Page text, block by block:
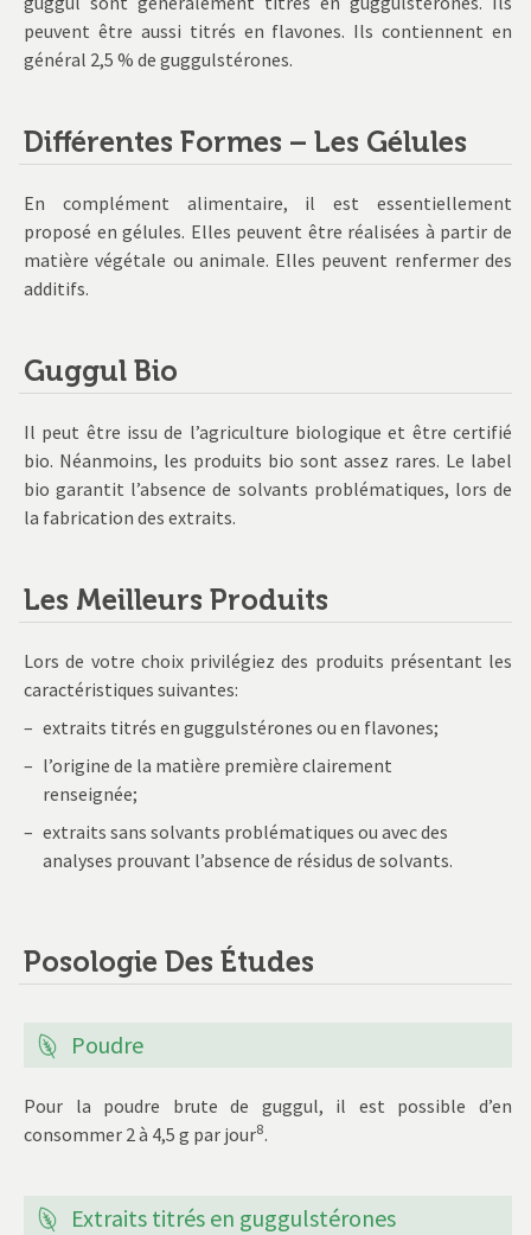
peuvent être aussi titrés en flavones. Ils contiennent en
général 2,5 % de guggulstérones.
Différentes Formes – Les Gélules
En complément alimentaire, il est essentiellement
proposé en gélules. Elles peuvent être réalisées à partir de
matière végétale ou animale. Elles peuvent renfermer des
additifs.
Guggul Bio
Il peut être issu de l’agriculture biologique et être certifié
bio. Néanmoins, les produits bio sont assez rares. Le label
bio garantit l’absence de solvants problématiques, lors de
la fabrication des extraits.
Les Meilleurs Produits
Lors de votre choix privilégiez des produits présentant les
caractéristiques suivantes:
extraits titrés en guggulstérones ou en flavones;
l’origine de la matière première clairement
renseignée;
extraits sans solvants problématiques ou avec des
analyses prouvant l’absence de résidus de solvants.
Posologie Des Études
Poudre
Pour la poudre brute de guggul, il est possible d’en
consommer 2 à 4,5 g par jour8.
Extraits titrés en guggulstérones